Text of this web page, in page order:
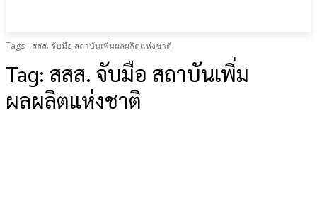
Tags สสส. จับมือ สถาบันเพิ่มผลผลิตแห่งชาติ
Tag: สสส. จับมือ สถาบันเพิ่ม
ผลผลิตแห่งชาติ